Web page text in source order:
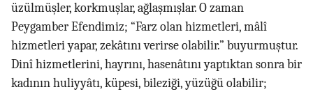
üzülmüşler, korkmuşlar, ağlaşmışlar. O zaman
Peygamber Efendimiz; “Farz olan hizmetleri, mâlî
hizmetleri yapar, zekâtını verirse olabilir.” buyurmuştur.
Dinî hizmetlerini, hayrını, hasenâtını yaptıktan sonra bir
kadının huliyyâtı, küpesi, bileziği, yüzüğü olabilir;